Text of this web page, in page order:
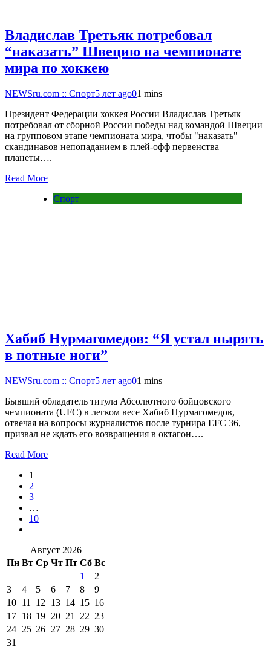
Владислав Третьяк потребовал
“наказать” Швецию на чемпионате
мира по хоккею
NEWSru.com :: Спорт5 лет ago01 mins
Президент Федерации хоккея России Владислав Третьяк
потребовал от сборной России победы над командой Швеции
на групповом этапе чемпионата мира, чтобы "наказать"
скандинавов непопаданием в плей-офф первенства
планеты….
Read More
Спорт
Хабиб Нурмагомедов: “Я устал нырять
в потные ноги”
NEWSru.com :: Спорт5 лет ago01 mins
Бывший обладатель титула Абсолютного бойцовского
чемпионата (UFC) в легком весе Хабиб Нурмагомедов,
отвечая на вопросы журналистов после турнира EFC 36,
призвал не ждать его возвращения в октагон….
Read More
1
2
3
…
10
Август 2026
Пн Вт Ср Чт Пт Сб Вс
1
2
3
4 5 6 7 8
9
10 11 12 13 14 15 16
17 18 19 20 21 22 23
24 25 26 27 28 29 30
31